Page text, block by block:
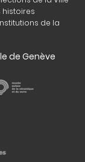
histoires
de la
de Genève